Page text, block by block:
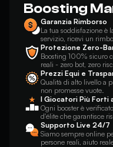
Boosting
Garanzia Rimborso
La tua soddisfazione è
servizio, ricevi un
Protezione Zero-
Boosting 100% sicuro
reali - zero bot, zero
Prezzi Equi e
Qualità di alto livello a
non promesse vuote.
I Giocatori Più Forti
Ogni booster è
d'élite che garantisce
Supporto Live 24/7
Siamo sempre online
persone reali, aiuto